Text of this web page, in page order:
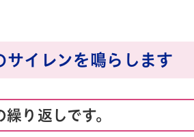
イレンを鳴らします
繰り返しです。